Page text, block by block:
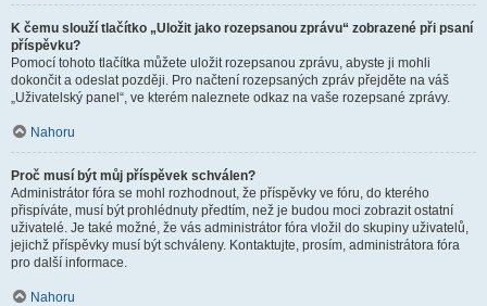
K čemu slouží tlačítko „Uložit jako rozepsanou zprávu“ zobrazené při psaní
příspěvku?
Pomocí tohoto tlačítka můžete uložit rozepsanou zprávu, abyste ji mohli
dokončit a odeslat později. Pro načtení rozepsaných zpráv přejděte na váš
„Uživatelský panel“, ve kterém naleznete odkaz na vaše rozepsané zprávy.
Nahoru
Proč musí být můj příspěvek schválen?
Administrátor fóra se mohl rozhodnout, že příspěvky ve fóru, do kterého
přispíváte, musí být prohlédnuty předtím, než je budou moci zobrazit ostatní
uživatelé. Je také možné, že vás administrátor fóra vložil do skupiny uživatelů,
jejichž příspěvky musí být schváleny. Kontaktujte, prosím, administrátora fóra
pro další informace.
Nahoru